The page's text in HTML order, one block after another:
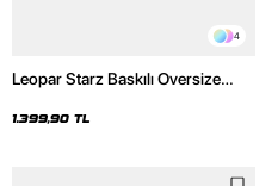
4
Leopar Starz Baskılı Oversize
Hoodie
1.399,90 TL